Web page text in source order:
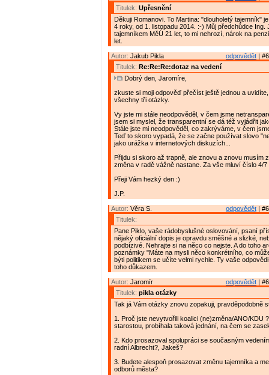
Titulek: Upřesnění
Děkuji Romanovi. To Martina: "dlouholetý tajemník"
4 roky, od 1. listopadu 2014. :-) Můj předchůdce Ing.
tajemníkem MěÚ 21 let, to mi nehrozí, nárok na
let.
odpovědět |
Autor: Jakub Pikla
Titulek: Re:Re:Re:dotaz na vedení
Dobrý den, Jaromíre,
zkuste si moji odpověď přečíst ještě jednou a
všechny tři otázky.
Vy jste mi stále neodpověděl, v čem jsme
jsem si myslel, že transparentní se dá též vyjádřit
Stále jste mi neodpověděl, co zakrýváme, v čem
Teď to skoro vypadá, že se začne používat slovo
jako urážka v internetových diskuzích...
Přijdu si skoro až trapně, ale znovu a znovu musím
změna v radě vážně nastane. Za vše mluví číslo 4/7
Přeji Vám hezký den :)
J.P.
odpovědět |
Autor: Věra S.
Titulek:
Pane Piklo, vaše rádobyslušné oslovování, psaní
nějaký oficiální dopis je opravdu směšné a slizké,
podbízivé. Nehrajte si na něco co nejste. A do toho
poznámky "Máte na mysli něco konkrétního, co
býti politikem se učíte velmi rychle. Ty vaše
toho důkazem.
odpovědět |
Autor: Jaromír
Titulek: pikla otázky
Tak já Vám otázky znovu zopakuji, pravděpodobně
1. Proč jste nevytvořili koalici (ne)změna/ANO/KDU
starostou, probíhala taková jednání, na čem se
2. Kdo prosazoval spolupráci se současným
radní Albrecht?, Jakeš?
3. Budete alespoň prosazovat změnu tajemníka a
odborů města?